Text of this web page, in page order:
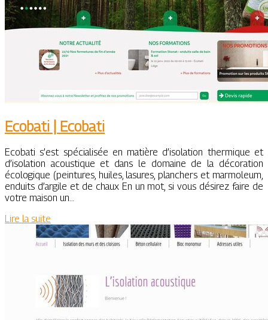
Ecobati | Ecobati
Ecobati s’est spécialisée en matière d’isolation thermique et
d’isolation acoustique et dans le domaine de la décoration
écologique (peintures, huiles, lasures, planchers et marmoleum,
enduits d’argile et de chaux En un mot, si vous désirez faire de
votre maison un…
Lire la suite